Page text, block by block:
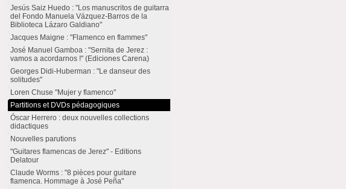
Jesús Saiz Huedo : "Los manuscritos de guitarra
del Fondo Manuela Vázquez-Barros de la
Biblioteca Lázaro Galdiano"
Jacques Maigne : "Flamenco en flammes"
José Manuel Gamboa : "Sernita de Jerez :
vamos a acordarnos !" (Ediciones Carena)
Georges Didi-Huberman : "Le danseur des
solitudes"
Loren Chuse "Mujer y flamenco"
Partitions et DVDs pédagogiques
Óscar Herrero : deux nouvelles collections
didactiques
Nouvelles parutions
"Guitares flamencas de Jerez" - Editions
Delatour
Claude Worms : "8 pièces pour guitare
flamenca. Hommage à José Peña"